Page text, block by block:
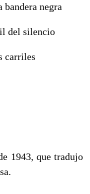
negra
del silencio
carriles
1943, que tradujo